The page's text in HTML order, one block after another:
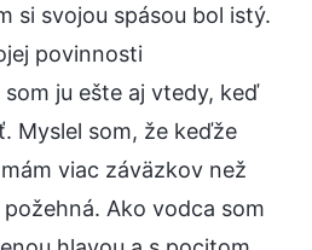
si svojou spásou bol istý.
povinnosti
ju ešte aj vtedy, keď
Myslel som, že keďže
viac záväzkov než
Ako vodca som